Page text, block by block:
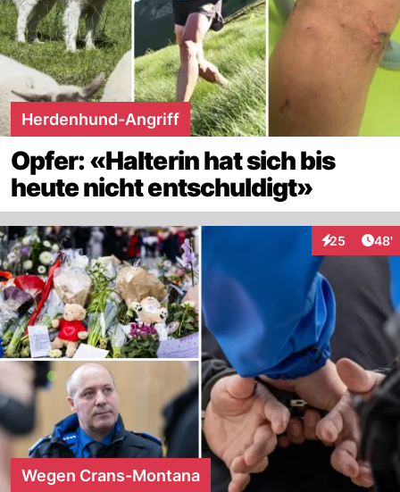
Herdenhund-Angriff
Opfer: «Halterin hat sich bis
heute nicht entschuldigt»
25
Interaktionen
48'
Wegen Crans-Montana